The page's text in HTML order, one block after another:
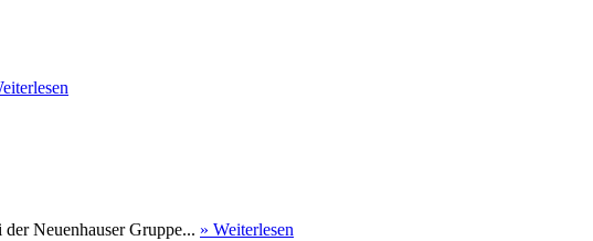
Neuenhauser Gruppe... » Weiterlesen